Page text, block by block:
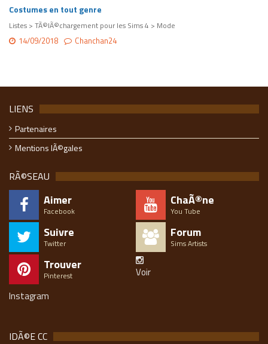
Costumes en tout genre
Listes > TÃ©lÃ©chargement pour les Sims 4 > Mode
14/09/2018 Chanchan24
LIENS
Partenaires
Mentions lÃ©gales
RÃ©SEAU
Aimer
Facebook
ChaÃ®ne
You Tube
Suivre
Twitter
Forum
Sims Artists
Trouver
Pinterest
Voir
Instagram
IDÃ©E CC